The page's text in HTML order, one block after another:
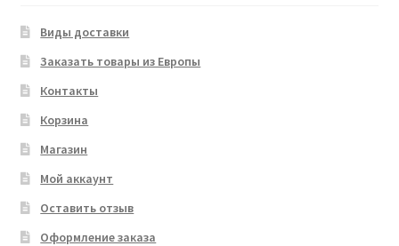
Виды доставки
Заказать товары из Европы
Контакты
Корзина
Магазин
Мой аккаунт
Оставить отзыв
Оформление заказа